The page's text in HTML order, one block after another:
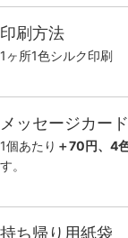
印刷方法
1ヶ所1色シルク印刷
メッセージカード
1個あたり ＋70円、4
す。
持ち帰り用紙袋